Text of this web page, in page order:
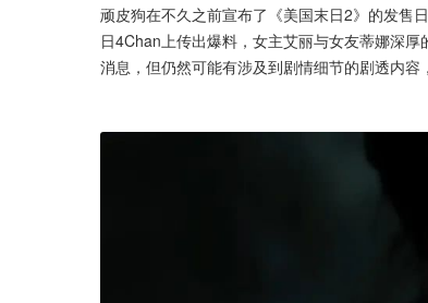
顽皮狗在不久之前宣布了《美国末日2》的发售
日4Chan上传出爆料，女主艾丽与女友蒂娜深
消息，但仍然可能有涉及到剧情细节的剧透内容